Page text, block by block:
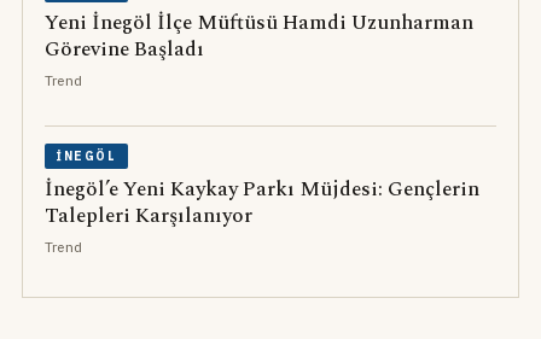
Yeni İnegöl İlçe Müftüsü Hamdi Uzunharman
Görevine Başladı
Trend
İNEGÖL
İnegöl’e Yeni Kaykay Parkı Müjdesi: Gençlerin
Talepleri Karşılanıyor
Trend